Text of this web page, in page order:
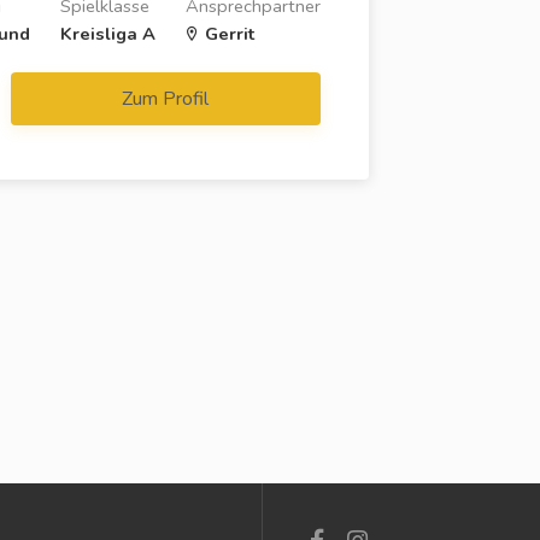
Ansprechpartner
Gerrit
Spielklasse
Kreisliga A
Zum Profil